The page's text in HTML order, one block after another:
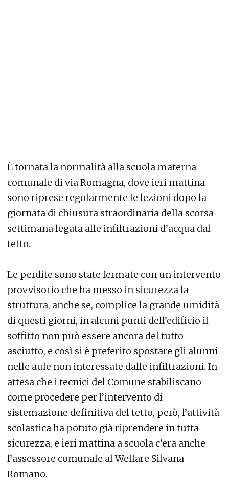
È tornata la normalità alla scuola materna
comunale di via Romagna, dove ieri mattina
sono riprese regolarmente le lezioni dopo la
giornata di chiusura straordinaria della scorsa
settimana legata alle infiltrazioni d’acqua dal
tetto.
Le perdite sono state fermate con un intervento
provvisorio che ha messo in sicurezza la
struttura, anche se, complice la grande umidità
di questi giorni, in alcuni punti dell’edificio il
soffitto non può essere ancora del tutto
asciutto, e così si è preferito spostare gli alunni
nelle aule non interessate dalle infiltrazioni. In
attesa che i tecnici del Comune stabiliscano
come procedere per l’intervento di
sistemazione definitiva del tetto, però, l’attività
scolastica ha potuto già riprendere in tutta
sicurezza, e ieri mattina a scuola c’era anche
l’assessore comunale al Welfare Silvana
Romano.